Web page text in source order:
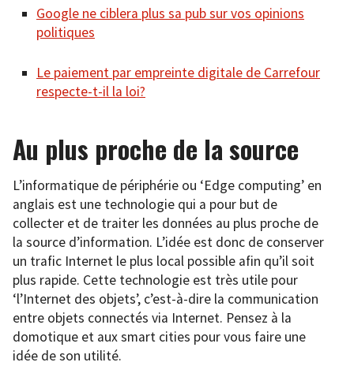
Google ne ciblera plus sa pub sur vos opinions
politiques
Le paiement par empreinte digitale de Carrefour
respecte-t-il la loi?
Au plus proche de la source
L’informatique de périphérie ou ‘Edge computing’ en
anglais est une technologie qui a pour but de
collecter et de traiter les données au plus proche de
la source d’information. L’idée est donc de conserver
un trafic Internet le plus local possible afin qu’il soit
plus rapide. Cette technologie est très utile pour
‘l’Internet des objets’, c’est-à-dire la communication
entre objets connectés via Internet. Pensez à la
domotique et aux smart cities pour vous faire une
idée de son utilité.